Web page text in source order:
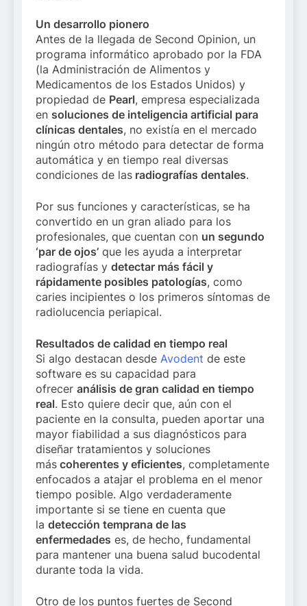
Un desarrollo pionero
Antes de la llegada de Second Opinion, un
programa informático aprobado por la FDA
(la Administración de Alimentos y
Medicamentos de los Estados Unidos) y
propiedad de Pearl, empresa especializada
en soluciones de inteligencia artificial para
clínicas dentales, no existía en el mercado
ningún otro método para detectar de forma
automática y en tiempo real diversas
condiciones de las radiografías dentales.
Por sus funciones y características, se ha
convertido en un gran aliado para los
profesionales, que cuentan con un segundo
‘par de ojos’ que les ayuda a interpretar
radiografías y detectar más fácil y
rápidamente posibles patologías, como
caries incipientes o los primeros síntomas de
radiolucencia periapical.
Resultados de calidad en tiempo real
Si algo destacan desde Avodent de este
software es su capacidad para
ofrecer análisis de gran calidad en tiempo
real. Esto quiere decir que, aún con el
paciente en la consulta, pueden aportar una
mayor fiabilidad a sus diagnósticos para
diseñar tratamientos y soluciones
más coherentes y eficientes, completamente
enfocados a atajar el problema en el menor
tiempo posible. Algo verdaderamente
importante si se tiene en cuenta que
la detección temprana de las
enfermedades es, de hecho, fundamental
para mantener una buena salud bucodental
durante toda la vida.
Otro de los puntos fuertes de Second